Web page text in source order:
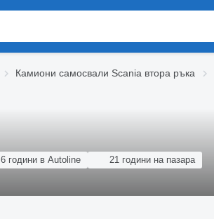
Камиони самосвали Scania втора ръка
6 години в Autoline 21 години на пазара